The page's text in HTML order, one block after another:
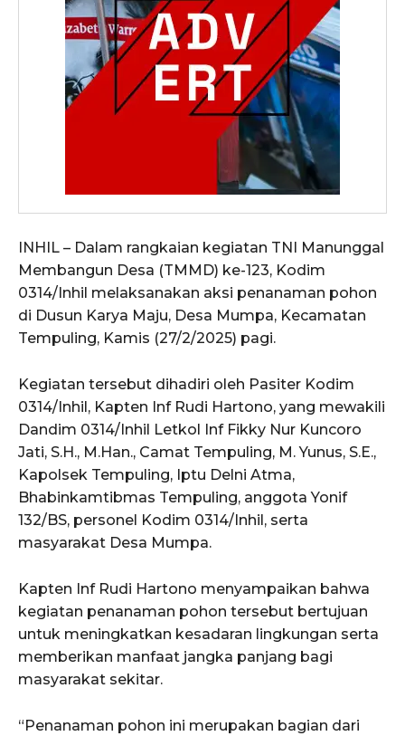
INHIL – Dalam rangkaian kegiatan TNI Manunggal
Membangun Desa (TMMD) ke-123, Kodim
0314/Inhil melaksanakan aksi penanaman pohon
di Dusun Karya Maju, Desa Mumpa, Kecamatan
Tempuling, Kamis (27/2/2025) pagi.
Kegiatan tersebut dihadiri oleh Pasiter Kodim
0314/Inhil, Kapten Inf Rudi Hartono, yang mewakili
Dandim 0314/Inhil Letkol Inf Fikky Nur Kuncoro
Jati, S.H., M.Han., Camat Tempuling, M. Yunus, S.E.,
Kapolsek Tempuling, Iptu Delni Atma,
Bhabinkamtibmas Tempuling, anggota Yonif
132/BS, personel Kodim 0314/Inhil, serta
masyarakat Desa Mumpa.
Kapten Inf Rudi Hartono menyampaikan bahwa
kegiatan penanaman pohon tersebut bertujuan
untuk meningkatkan kesadaran lingkungan serta
memberikan manfaat jangka panjang bagi
masyarakat sekitar.
“Penanaman pohon ini merupakan bagian dari